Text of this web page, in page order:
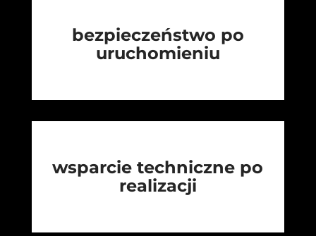
bezpieczeństwo po
uruchomieniu
wsparcie techniczne po
realizacji